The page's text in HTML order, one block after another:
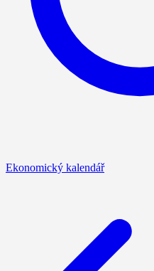
Ekonomický kalendář